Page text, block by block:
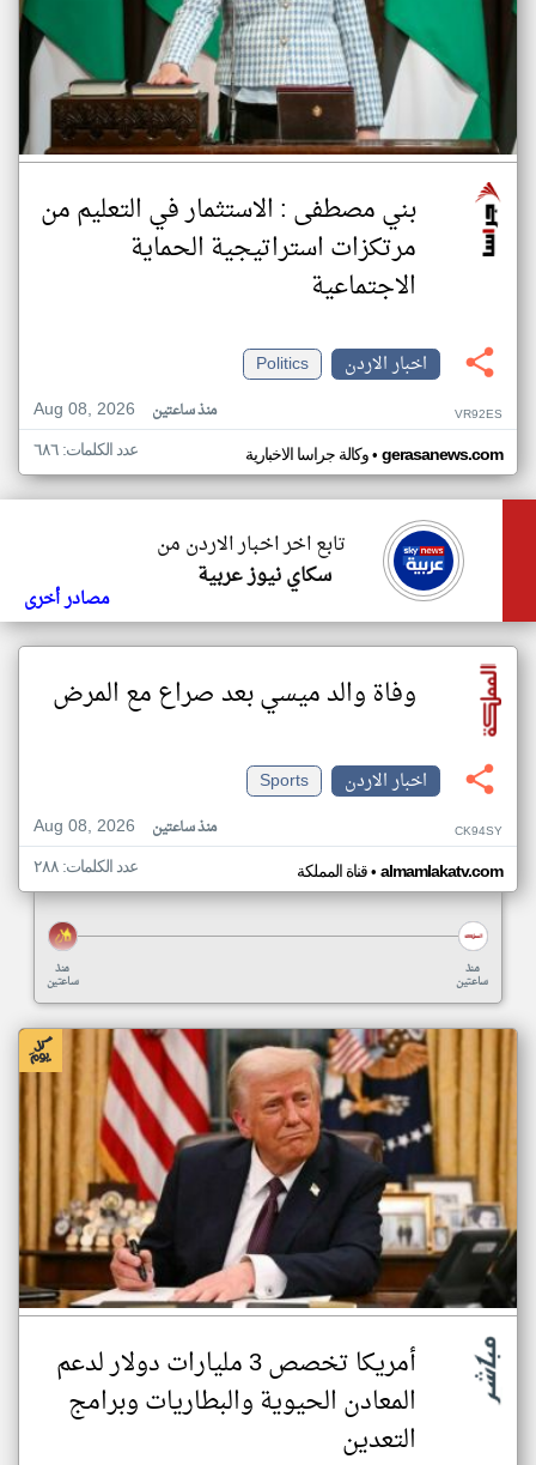
بني مصطفى : الاستثمار في التعليم من
مرتكزات استراتيجية الحماية
الاجتماعية
اخبار الاردن
Politics
Aug 08, 2026
منذ ساعتين VR92ES
وكالة جراسا الاخبارية• gerasanews.com عدد الكلمات: ٦٨٦
تابع اخر اخبار الاردن من
سكاي نيوز عربية
مصادر أخرى
وفاة والد ميسي بعد صراع مع المرض
اخبار الاردن
Sports
Aug 08, 2026
منذ ساعتين CK94SY
قناة المملكة• almamlakatv.com عدد الكلمات: ٢٨٨
منذ
ساعتين
منذ
ساعتين
أمريكا تخصص 3 مليارات دولار لدعم
المعادن الحيوية والبطاريات وبرامج
التعدين